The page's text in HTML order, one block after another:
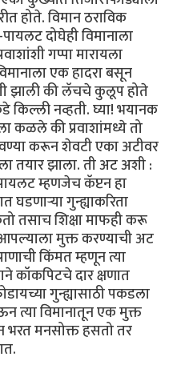
होते. विमान ठराविक
दोघेही विमानाला
गप्पा मारायला
एक हादरा बसून
झाली की लॅचचे कुलूप होते
नव्हती. घ्या! भयानक
कळले की प्रवाशांमध्ये तो
करून शेवटी एका अटीवर
तयार झाला. ती अट अशी :
म्हणजेच कॅप्टन हा
घडणार्‍या गुन्ह्याकरिता
तसाच शिक्षा माफही करू
मुक्त करण्याची अट
किंमत म्हणून त्या
कॉकपिटचे दार क्षणात
गुन्ह्यासाठी पकडला
त्या विमानातून एक मुक्त
भरत मनसोक्त हसतो तर